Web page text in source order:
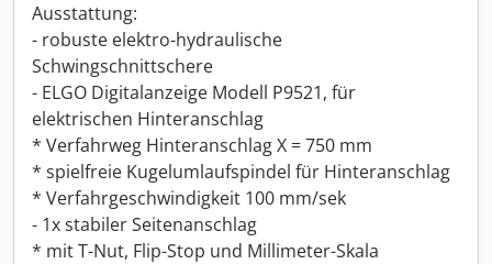
Ausstattung:
- robuste elektro-hydraulische
Schwingschnittschere
- ELGO Digitalanzeige Modell P9521, für
elektrischen Hinteranschlag
* Verfahrweg Hinteranschlag X = 750 mm
* spielfreie Kugelumlaufspindel für Hinteranschlag
* Verfahrgeschwindigkeit 100 mm/sek
- 1x stabiler Seitenanschlag
* mit T-Nut, Flip-Stop und Millimeter-Skala